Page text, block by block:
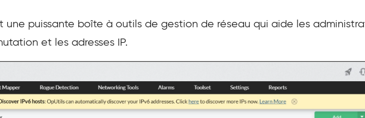
une puissante boîte à outils de gestion de réseau qui aide les
et les adresses IP.